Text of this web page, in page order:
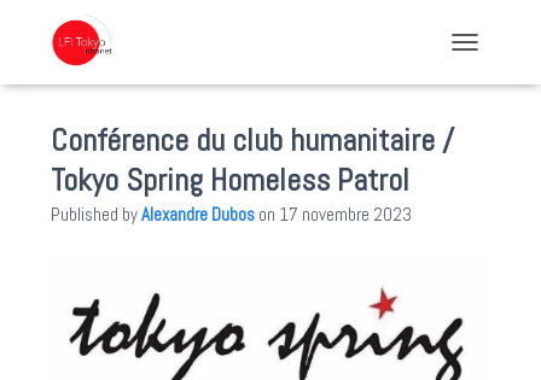
Conférence du club humanitaire /
Tokyo Spring Homeless Patrol
Published byAlexandre Dubos on 17 novembre 2023